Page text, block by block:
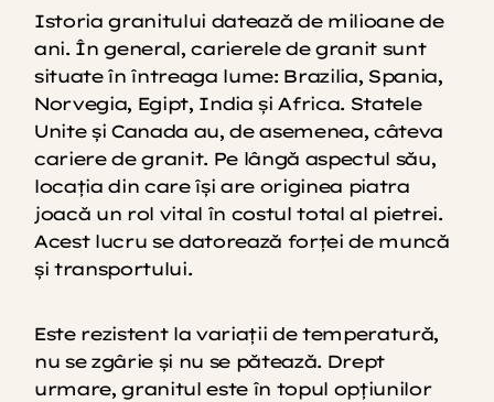
Istoria granitului datează de milioane de
ani. În general, carierele de granit sunt
situate în întreaga lume: Brazilia, Spania,
Norvegia, Egipt, India și Africa. Statele
Unite și Canada au, de asemenea, câteva
cariere de granit. Pe lângă aspectul său,
locația din care își are originea piatra
joacă un rol vital în costul total al pietrei.
Acest lucru se datorează forței de muncă
și transportului.
Este rezistent la variații de temperatură,
nu se zgârie și nu se pătează. Drept
urmare, granitul este în topul opțiunilor